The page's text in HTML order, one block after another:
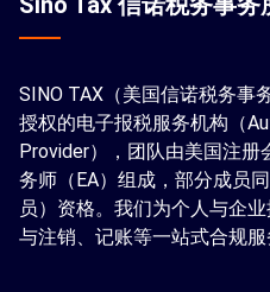
SINO TAX（美国信诺税务事
授权的电子报税服务机构（
Provider），团队由美国注册
务师（EA）组成，部分成员
员）资格。我们为个人与企
与注销、记账等一站式合规服